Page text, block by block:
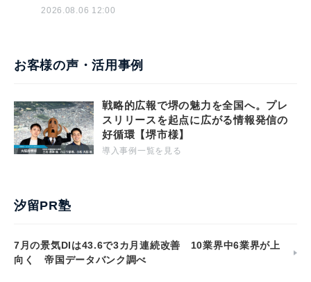
2026.08.06 12:00
お客様の声・活用事例
戦略的広報で堺の魅力を全国へ。プレ
スリリースを起点に広がる情報発信の
好循環【堺市様】
導入事例一覧を見る
汐留PR塾
7月の景気DIは43.6で3カ月連続改善 10業界中6業界が上
向く 帝国データバンク調べ